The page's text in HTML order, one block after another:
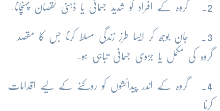
2. گروہ کے افراد کو شدید جسمانی یا ذہنی نقصان پہنچانا-
3. جان بوجھ کر ایسا طرزِ زندگی مسلط کرنا جس کا مقصد
گروہ کی مکمل یا جزوی جسمانی تباہی ہو-
4. گروہ کے اندر پیدائشوں کو روکنے کے لیے اقدامات
کرنا